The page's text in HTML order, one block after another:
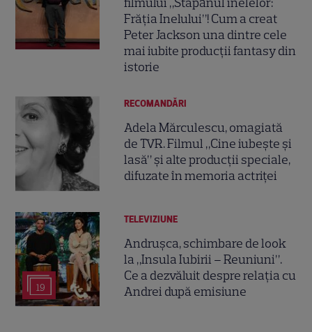
Frăția Inelului”! Cum a creat
Peter Jackson una dintre cele
mai iubite producții fantasy din
istorie
RECOMANDĂRI
Adela Mărculescu, omagiată
de TVR. Filmul „Cine iubește și
lasă” și alte producții speciale,
difuzate în memoria actriței
19
TELEVIZIUNE
Andrușca, schimbare de look
la „Insula Iubirii – Reuniuni”.
Ce a dezvăluit despre relația cu
Andrei după emisiune